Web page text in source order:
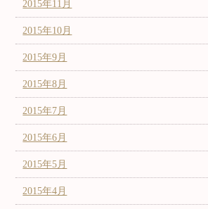
2015年11月
2015年10月
2015年9月
2015年8月
2015年7月
2015年6月
2015年5月
2015年4月